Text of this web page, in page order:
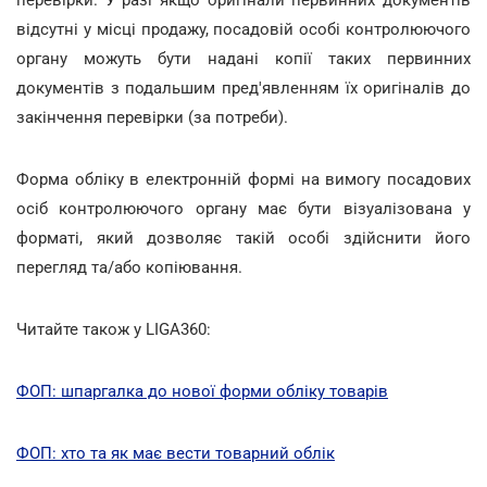
відсутні у місці продажу, посадовій особі контролюючого
органу можуть бути надані копії таких первинних
документів з подальшим пред'явленням їх оригіналів до
закінчення перевірки (за потреби).
Форма обліку в електронній формі на вимогу посадових
осіб контролюючого органу має бути візуалізована у
форматі, який дозволяє такій особі здійснити його
перегляд та/або копіювання.
Читайте також у LIGA360:
ФОП: шпаргалка до нової форми обліку товарів
ФОП: хто та як має вести товарний облік